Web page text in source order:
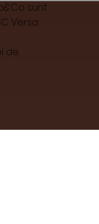
sunt
Versa
de